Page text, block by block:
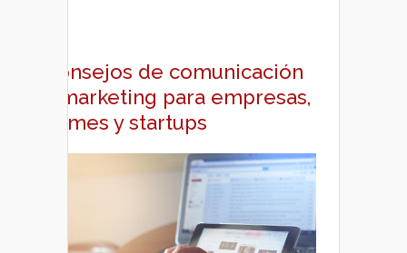
Consejos de comunicación
y marketing para empresas,
pymes y startups